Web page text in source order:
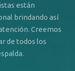
están
brindando así
Creemos
de todos los